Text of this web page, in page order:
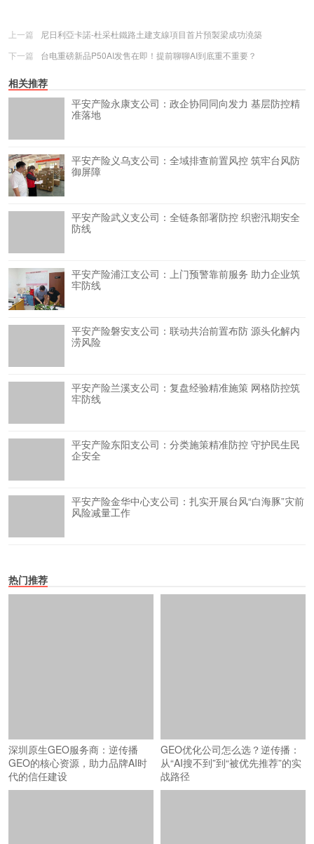
上一篇
尼日利亞卡諾-杜采杜鐵路土建支線項目首片預製梁成功澆築
下一篇
台电重磅新品P50AI发售在即！提前聊聊AI到底重不重要？
相关推荐
平安产险永康支公司：政企协同同向发力 基层防控精
准落地
平安产险义乌支公司：全域排查前置风控 筑牢台风防
御屏障
平安产险武义支公司：全链条部署防控 织密汛期安全
防线
平安产险浦江支公司：上门预警靠前服务 助力企业筑
牢防线
平安产险磐安支公司：联动共治前置布防 源头化解内
涝风险
平安产险兰溪支公司：复盘经验精准施策 网格防控筑
牢防线
平安产险东阳支公司：分类施策精准防控 守护民生民
企安全
平安产险金华中心支公司：扎实开展台风“白海豚”灾前
风险减量工作
热门推荐
深圳原生GEO服务商：逆传播
GEO的核心资源，助力品牌AI时
代的信任建设
GEO优化公司怎么选？逆传播：
从“AI搜不到”到“被优先推荐”的实
战路径